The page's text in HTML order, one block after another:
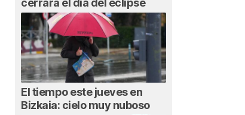
cerrará el día del eclipse
El tiempo este jueves en
Bizkaia: cielo muy nuboso